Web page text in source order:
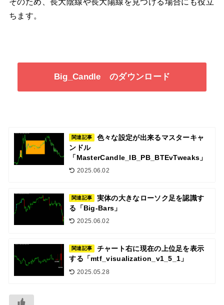
ちます。
Big_Candle のダウンロード
関連記事
色々な設定が出来るマスターキャ
ンドル
「MasterCandle_IB_PB_BTEvTweaks」
2025.06.02
関連記事
実体の大きなローソク足を認識す
る「Big-Bars」
2025.06.02
関連記事
チャート右に現在の上位足を表示
する「mtf_visualization_v1_5_1」
2025.05.28